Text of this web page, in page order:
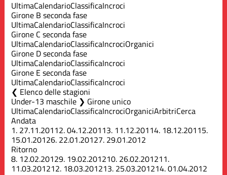
UltimaCalendarioClassificaIncroci
Girone B seconda fase
UltimaCalendarioClassificaIncroci
Girone C seconda fase
UltimaCalendarioClassificaIncrociOrganici
Girone D seconda fase
UltimaCalendarioClassificaIncroci
Girone E seconda fase
UltimaCalendarioClassificaIncroci
Elenco delle stagioni
Under-13 maschile ❯ Girone unico
UltimaCalendarioClassificaIncrociOrganiciArbitriCerca
Andata
1. 27.11.20112.04.12.20113. 11.12.20114. 18.12.20115.
15.01.20126. 22.01.20127. 29.01.2012
Ritorno
8. 12.02.20129. 19.02.201210. 26.02.201211.
11.03.201212. 18.03.201213. 25.03.201214.01.04.2012